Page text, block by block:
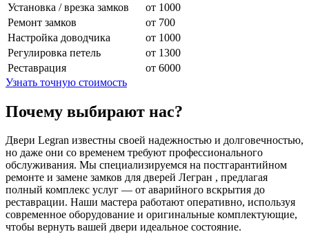
Установка / врезка замков
от 1000
Ремонт замков
от 700
Настройка доводчика
от 1000
Регулировка петель
от 1300
Реставрация
от 6000
Узнать точную стоимость
Почему выбирают нас?
Двери Legran известны своей надежностью и долговечностью,
но даже они со временем требуют профессионального
обслуживания. Мы специализируемся на постгарантийном
ремонте и замене замков для дверей Легран , предлагая
полный комплекс услуг — от аварийного вскрытия до
реставрации. Наши мастера работают оперативно, используя
современное оборудование и оригинальные комплектующие,
чтобы вернуть вашей двери идеальное состояние.